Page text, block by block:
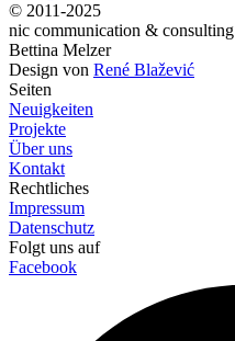
© 2011-2025
nic communication & consulting
Bettina Melzer
Design von René Blažević
Seiten
Neuigkeiten
Projekte
Über uns
Kontakt
Rechtliches
Impressum
Datenschutz
Folgt uns auf
Facebook